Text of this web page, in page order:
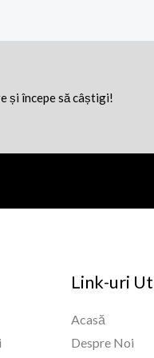
și începe să câștigi!
Link-uri
Acasă
Despre Noi